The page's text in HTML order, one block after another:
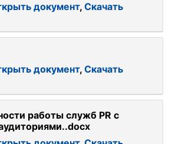
документ, Скачать
документ, Скачать
работы служб PR с